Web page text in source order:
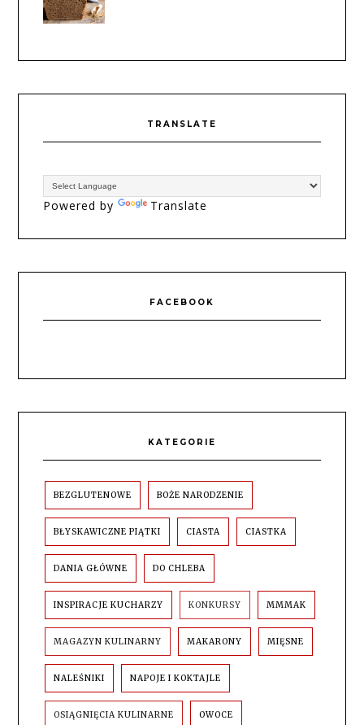
TRANSLATE
Powered by Translate
FACEBOOK
KATEGORIE
BEZGLUTENOWE BOŻE NARODZENIE
BŁYSKAWICZNE PIĄTKI CIASTA CIASTKA
DANIA GŁÓWNE DO CHLEBA
INSPIRACJE KUCHARZY KONKURSY MMMAK
MAGAZYN KULINARNY MAKARONY MIĘSNE
NALEŚNIKI NAPOJE I KOKTAJLE
OSIĄGNIĘCIA KULINARNE OWOCE